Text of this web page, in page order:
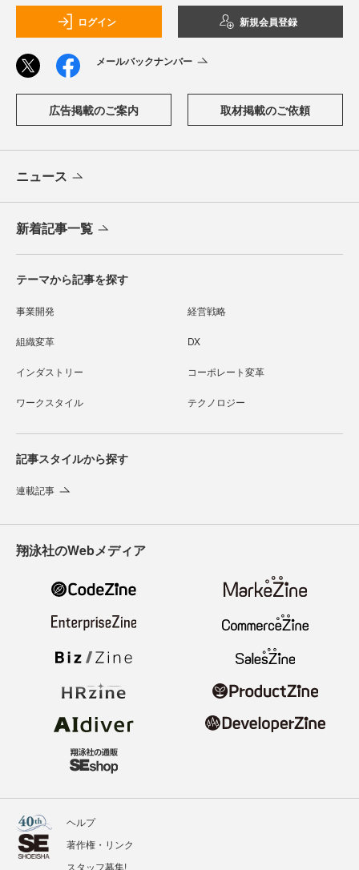
ログイン 新規会員登録
メールバックナンバー
広告掲載のご案内 取材掲載のご依頼
ニュース
新着記事一覧
テーマから記事を探す
事業開発 経営戦略
組織変革 DX
インダストリー コーポレート変革
ワークスタイル テクノロジー
記事スタイルから探す
連載記事
翔泳社のWebメディア
ヘルプ
著作権・リンク
スタッフ募集!